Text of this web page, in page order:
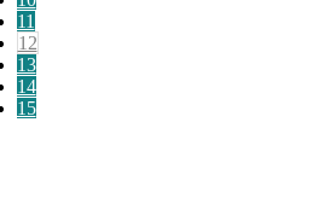
11
12
13
14
15